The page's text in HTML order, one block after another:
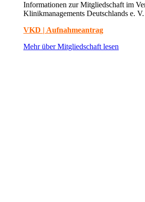
Informationen zur Mitgliedschaft im
Klinikmanagements Deutschlands e. V.
VKD | Aufnahmeantrag
Mehr über Mitgliedschaft lesen